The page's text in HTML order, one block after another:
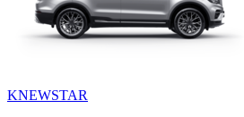
KNEWSTAR